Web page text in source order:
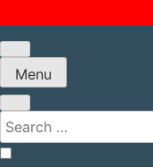
Menu
Search
for: